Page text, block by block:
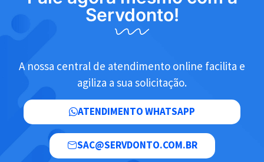
Servdonto!
A nossa central de atendimento online facilita e
agiliza a sua solicitação.
ATENDIMENTO WHATSAPP
SAC@SERVDONTO.COM.BR